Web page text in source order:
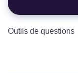
Outils de questions